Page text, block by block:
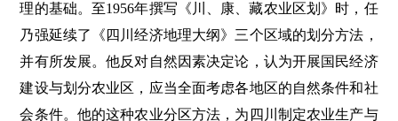
理的基础。至1956年撰写《川、康、藏农业区划》时，任
乃强延续了《四川经济地理大纲》三个区域的划分方法，
并有所发展。他反对自然因素决定论，认为开展国民经济
建设与划分农业区，应当全面考虑各地区的自然条件和社
会条件。他的这种农业分区方法，为四川制定农业生产与